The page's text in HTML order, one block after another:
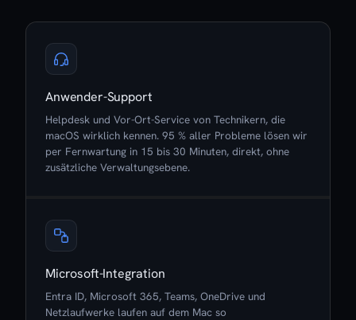
Anwender-Support
Helpdesk und Vor-Ort-Service von Technikern, die
macOS wirklich kennen. 95 % aller Probleme lösen wir
per Fernwartung in 15 bis 30 Minuten, direkt, ohne
zusätzliche Verwaltungsebene.
Microsoft-Integration
Entra ID, Microsoft 365, Teams, OneDrive und
Netzlaufwerke laufen auf dem Mac so